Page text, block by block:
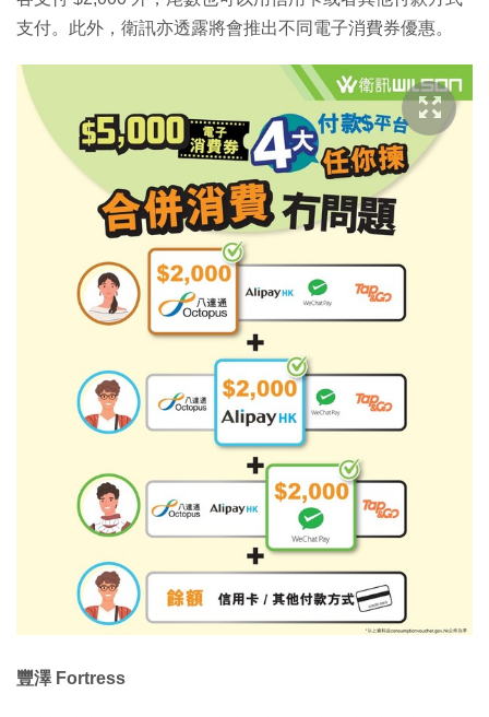
支付。此外，衛訊亦透露將會推出不同電子消費券優惠。
豐澤 Fortress